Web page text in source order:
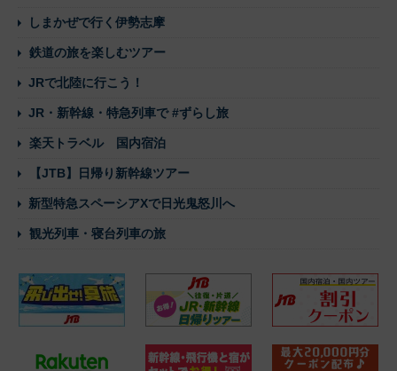
しまかぜで行く伊勢志摩
鉄道の旅を楽しむツアー
JRで北陸に行こう！
JR・新幹線・特急列車で #ずらし旅
楽天トラベル 国内宿泊
【JTB】日帰り新幹線ツアー
新型特急スペーシアXで日光鬼怒川へ
観光列車・寝台列車の旅